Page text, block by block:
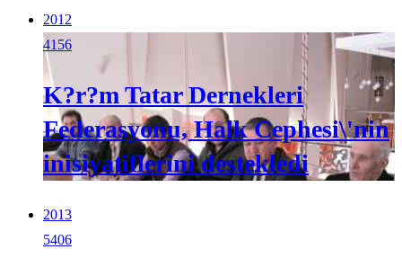
2012
4156
K?r?m Tatar Dernekleri
Federasyonu, Halk Cephesi\'nin
inisiyatiflerini destekledi
2013
5406